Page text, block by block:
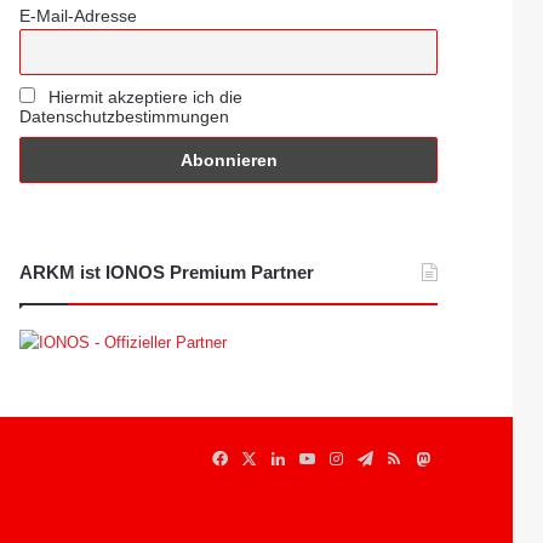
E-Mail-Adresse
Hiermit akzeptiere ich die
Datenschutzbestimmungen
ARKM ist IONOS Premium Partner
FacebookLinkedInYouTubeInstagramTelegram
RSSMastodon